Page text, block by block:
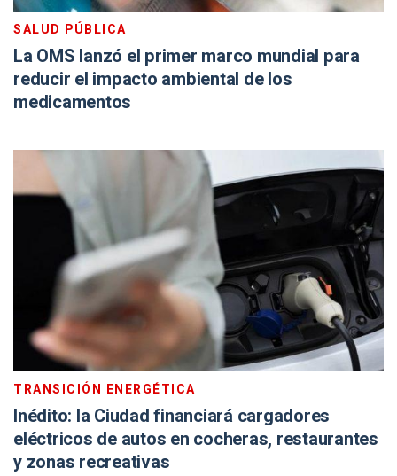
SALUD PÚBLICA
La OMS lanzó el primer marco mundial para
reducir el impacto ambiental de los
medicamentos
TRANSICIÓN ENERGÉTICA
Inédito: la Ciudad financiará cargadores
eléctricos de autos en cocheras, restaurantes
y zonas recreativas